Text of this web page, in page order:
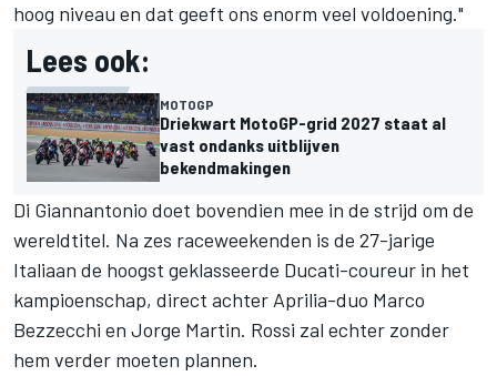
hoog niveau en dat geeft ons enorm veel voldoening."
Lees ook:
MOTOGP
Driekwart MotoGP-grid 2027 staat al
vast ondanks uitblijven
bekendmakingen
Di Giannantonio doet bovendien mee in de strijd om de
wereldtitel. Na zes raceweekenden is de 27-jarige
Italiaan de hoogst geklasseerde Ducati-coureur in het
kampioenschap, direct achter Aprilia-duo Marco
Bezzecchi en Jorge Martin. Rossi zal echter zonder
hem verder moeten plannen.